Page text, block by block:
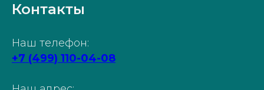
Контакты
Наш телефон:
+7 (499) 110-04-08